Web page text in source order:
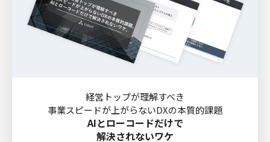
経営トップが理解すべき
事業スピードが上がらないDXの本質的課題
AIとローコードだけで
解決されないワケ